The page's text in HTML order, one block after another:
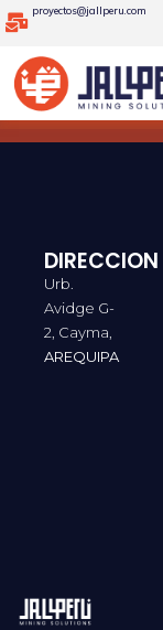
proyectos@jallperu.com
DIRECCION
Urb.
Avidge G-
2, Cayma,
AREQUIPA